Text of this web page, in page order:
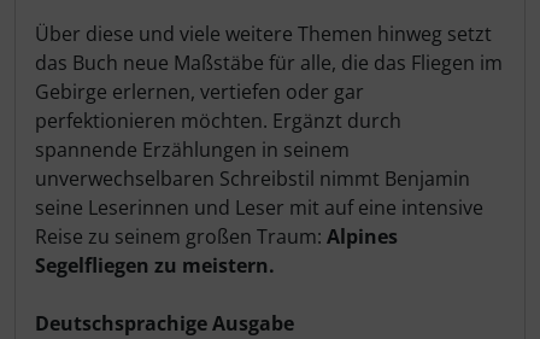
Über diese und viele weitere Themen hinweg setzt
das Buch neue Maßstäbe für alle, die das Fliegen im
Gebirge erlernen, vertiefen oder gar
perfektionieren möchten. Ergänzt durch
spannende Erzählungen in seinem
unverwechselbaren Schreibstil nimmt Benjamin
seine Leserinnen und Leser mit auf eine intensive
Reise zu seinem großen Traum: Alpines
Segelfliegen zu meistern.
Deutschsprachige Ausgabe